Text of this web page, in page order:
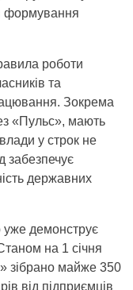
формування
роботи
та
Зокрема
«Пульс», мають
у строк не
забезпечує
державних
уже демонструє
на 1 січня
зібрано майже 350
від підприємців